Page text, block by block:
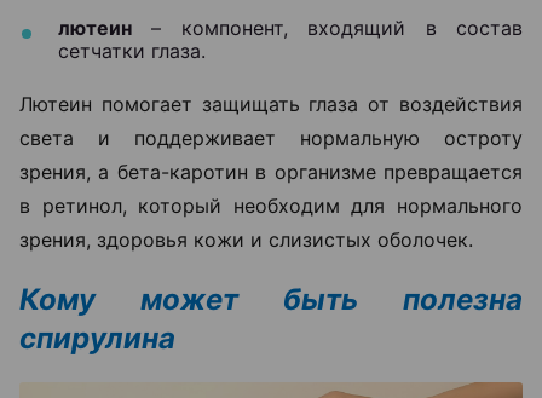
лютеин – компонент, входящий в состав
сетчатки глаза.
Лютеин помогает защищать глаза от воздействия
света и поддерживает нормальную остроту
зрения, а бета-каротин в организме превращается
в ретинол, который необходим для нормального
зрения, здоровья кожи и слизистых оболочек.
Кому может быть полезна
спирулина